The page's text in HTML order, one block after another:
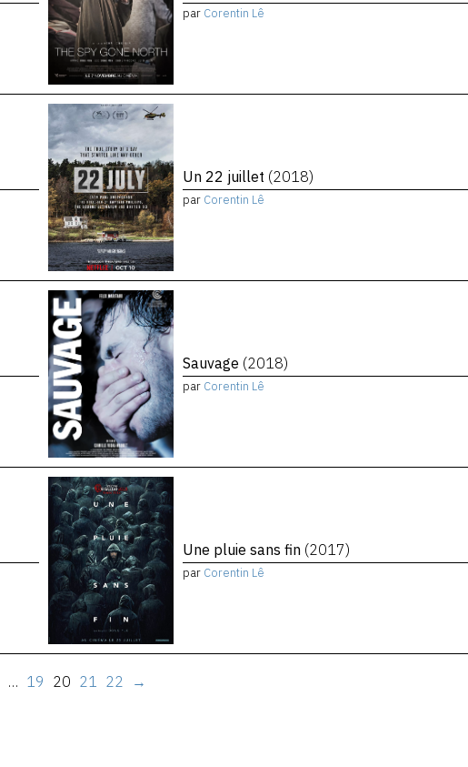
par Corentin Lê
Un 22 juillet (2018)
par Corentin Lê
Sauvage (2018)
par Corentin Lê
Une pluie sans fin (2017)
par Corentin Lê
… 19 20 21 22 →